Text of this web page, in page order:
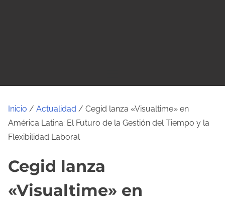
Inicio / Actualidad / Cegid lanza «Visualtime» en
América Latina: El Futuro de la Gestión del Tiempo y la
Flexibilidad Laboral
Cegid lanza
«Visualtime» en